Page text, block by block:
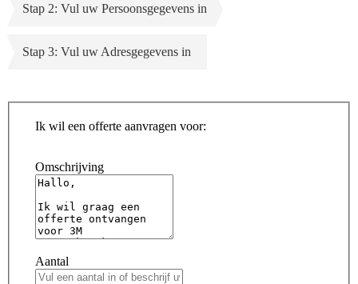
Stap 2: Vul uw Persoonsgegevens in
Stap 3: Vul uw Adresgegevens in
Ik wil een offerte aanvragen voor:
Omschrijving
Aantal